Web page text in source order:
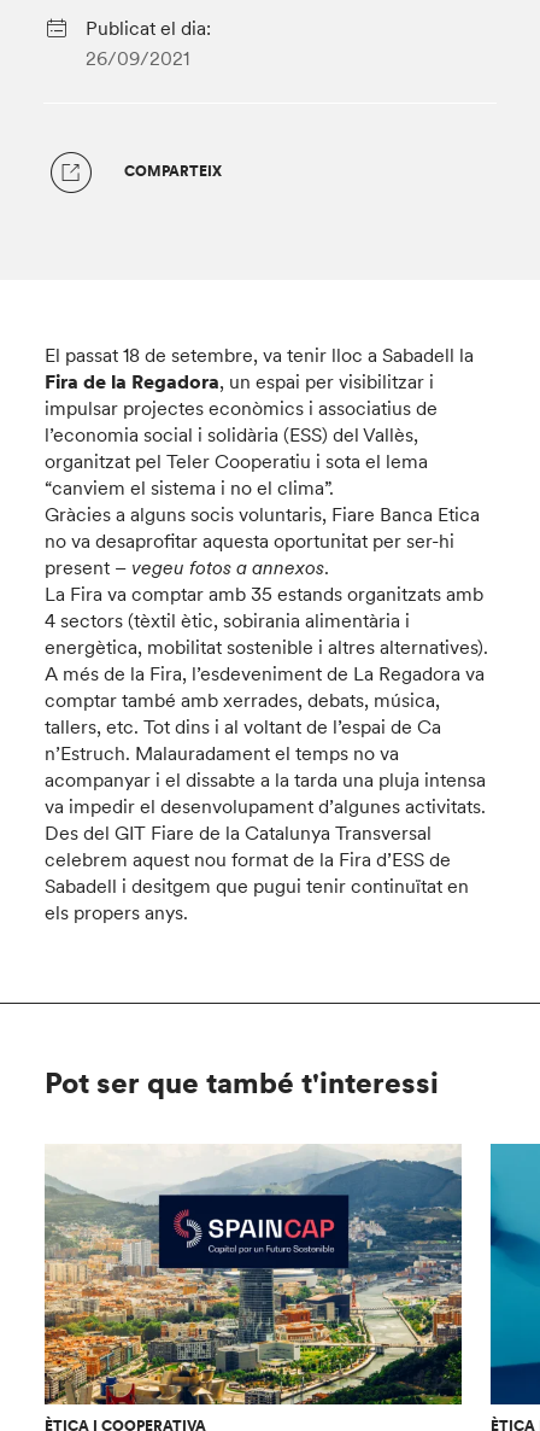
Publicat el dia:
26/09/2021
COMPARTEIX
El passat 18 de setembre, va tenir lloc a Sabadell la
Fira de la Regadora, un espai per visibilitzar i
impulsar projectes econòmics i associatius de
l’economia social i solidària (ESS) del Vallès,
organitzat pel Teler Cooperatiu i sota el lema
“canviem el sistema i no el clima”.
Gràcies a alguns socis voluntaris, Fiare Banca Etica
no va desaprofitar aquesta oportunitat per ser-hi
present – vegeu fotos a annexos.
La Fira va comptar amb 35 estands organitzats amb
4 sectors (tèxtil ètic, sobirania alimentària i
energètica, mobilitat sostenible i altres alternatives).
A més de la Fira, l’esdeveniment de La Regadora va
comptar també amb xerrades, debats, música,
tallers, etc. Tot dins i al voltant de l’espai de Ca
n’Estruch. Malauradament el temps no va
acompanyar i el dissabte a la tarda una pluja intensa
va impedir el desenvolupament d’algunes activitats.
Des del GIT Fiare de la Catalunya Transversal
celebrem aquest nou format de la Fira d’ESS de
Sabadell i desitgem que pugui tenir continuïtat en
els propers anys.
Pot ser que també t'interessi
ÈTICA I COOPERATIVA ÈTICA